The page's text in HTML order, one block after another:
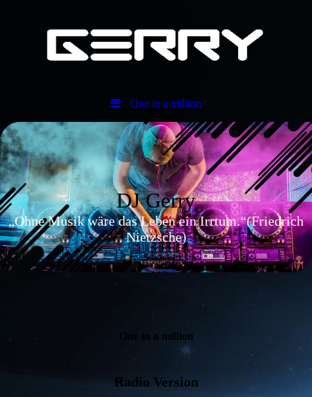
One in a million
DJ Gerry
„Ohne Musik wäre das Leben ein Irrtum.“(Friedrich
Nietzsche)
One in a million
Radio Version